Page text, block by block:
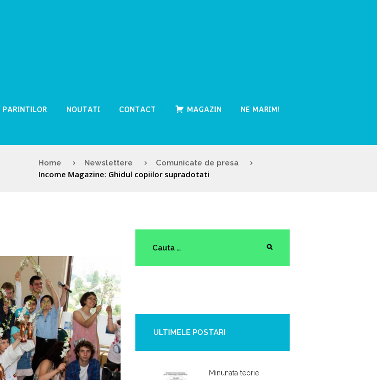
PARINTILOR NOUTATI CONTACT MAGAZIN NE MARIM!
Home Newslettere Comunicate de presa
Income Magazine: Ghidul copiilor supradotati
ULTIMELE POSTARI
Minunata teorie